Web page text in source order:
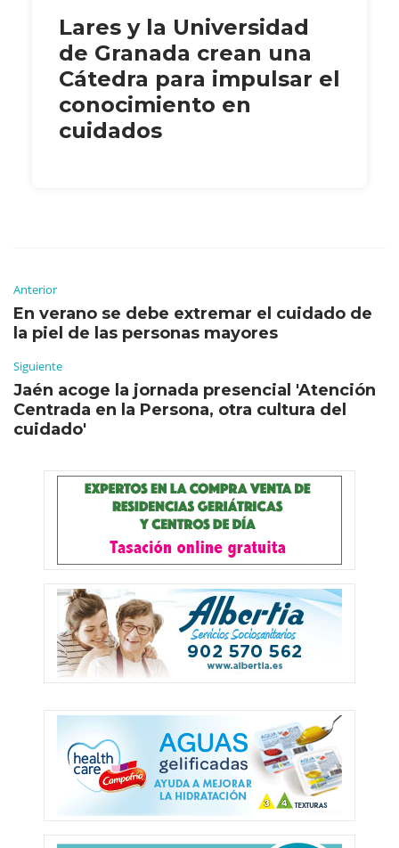
Lares y la Universidad
de Granada crean una
Cátedra para impulsar el
conocimiento en
cuidados
Anterior
En verano se debe extremar el cuidado de
la piel de las personas mayores
Siguiente
Jaén acoge la jornada presencial 'Atención
Centrada en la Persona, otra cultura del
cuidado'